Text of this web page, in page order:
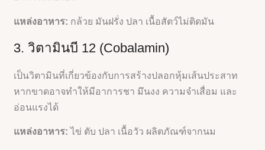
แหล่งอาหาร: กล้วย มันฝรั่ง ปลา เนื้อสัตว์ไม่ติดมัน
3. วิตามินบี 12 (Cobalamin)
เป็นวิตามินที่เกี่ยวข้องกับการสร้างปลอกหุ้มเส้นประสาท
หากขาดอาจทำให้มีอาการชา มึนงง ความจำเสื่อม และ
อ่อนแรงได้
แหล่งอาหาร: ไข่ ตับ ปลา เนื้อวัว ผลิตภัณฑ์จากนม